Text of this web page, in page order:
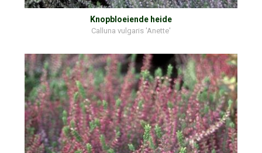
Knopbloeiende heide
Calluna vulgaris 'Anette'